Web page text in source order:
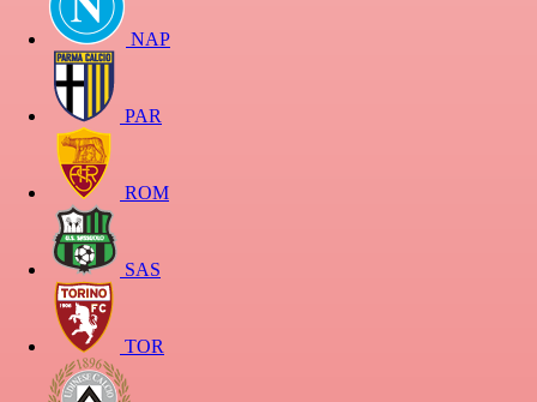
NAP
PAR
ROM
SAS
TOR